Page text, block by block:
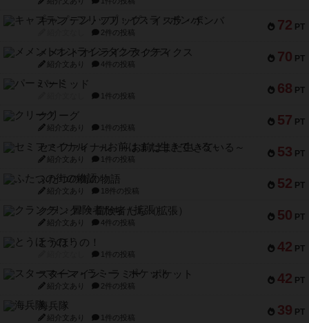
72 PT
キャプテン・フリップ：イスラ・ボンバ
2件の投稿
70 PT
メメントオンラインタクティクス
紹介文あり 4件の投稿
68 PT
パーミッド
1件の投稿
57 PT
クリーグ
紹介文あり 1件の投稿
53 PT
セミファイナル ～お前はまだ生きている～
紹介文あり 1件の投稿
52 PT
ふたつの街の物語
紹介文あり 18件の投稿
50 PT
クランク! ：冒険者たち（拡張）
紹介文あり 4件の投稿
42 PT
とうほうの！
1件の投稿
42 PT
スターマイン・ラミー ポケット
紹介文あり 2件の投稿
39 PT
海兵隊
紹介文あり 1件の投稿